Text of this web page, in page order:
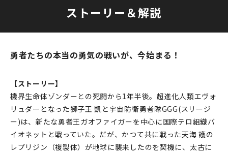
ストーリー＆解説
勇者たちの本当の勇気の戦いが、今始まる！
【ストーリー】
機界生命体ゾンダーとの死闘から1年半後。超進化人類エヴォ
リュダーとなった獅子王 凱と宇宙防衛勇者隊GGG(スリージ
ー)は、新たな勇者王ガオファイガーを中心に国際テロ組織バ
イオネットと戦っていた。だが、かつて共に戦った天海 護の
レプリジン（複製体）が地球に襲来したのを契機に、太古に